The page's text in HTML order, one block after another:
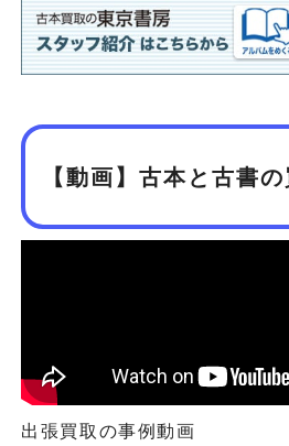
【動画】古本と古書
出張買取の事例動画